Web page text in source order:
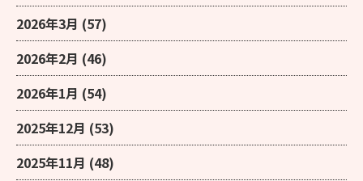
2026年3月 (57)
2026年2月 (46)
2026年1月 (54)
2025年12月 (53)
2025年11月 (48)